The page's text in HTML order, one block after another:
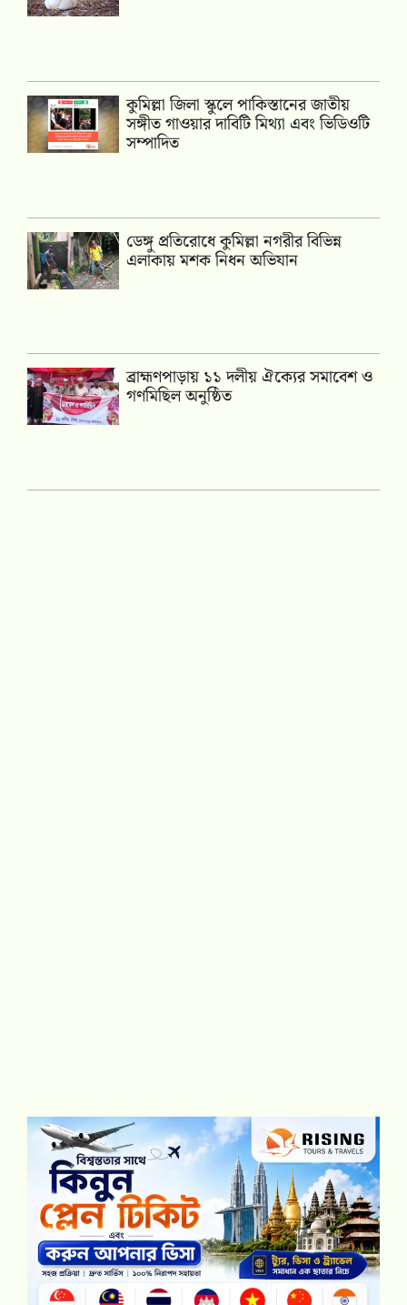
কুমিল্লা জিলা স্কুলে পাকিস্তানের জাতীয়
সঙ্গীত গাওয়ার দাবিটি মিথ্যা এবং ভিডিওটি
সম্পাদিত
ডেঙ্গু প্রতিরোধে কুমিল্লা নগরীর বিভিন্ন
এলাকায় মশক নিধন অভিযান
‎ব্রাহ্মণপাড়ায় ১১ দলীয় ঐক্যের সমাবেশ ও
গণমিছিল অনুষ্ঠিত